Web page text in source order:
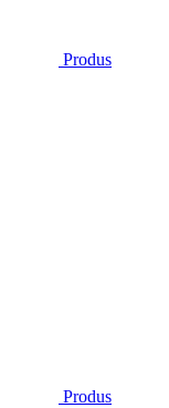
Produs
Produs